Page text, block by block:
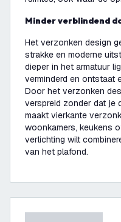
Minder verblindend
Het verzonken design
strakke en moderne
dieper in het armatuur
verminderd en ontstaat
Door het verzonken
verspreid zonder dat je
maakt vierkante
woonkamers, keukens
verlichting wilt
van het plafond.